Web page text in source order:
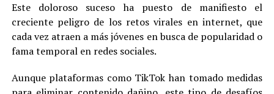
Este doloroso suceso ha puesto de manifiesto el
creciente peligro de los retos virales en internet, que
cada vez atraen a más jóvenes en busca de popularidad o
fama temporal en redes sociales.
Aunque plataformas como TikTok han tomado medidas